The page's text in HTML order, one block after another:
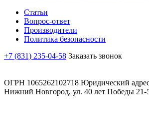
Статьи
Вопрос-ответ
Производители
Политика безопасности
+7 (831) 235-04-58 Заказать звонок
ОГРН 1065262102718 Юридический
Нижний Новгород, ул. 40 лет Победы 21-